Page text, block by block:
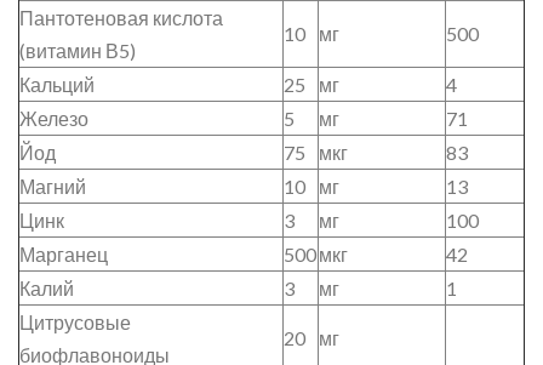
Пантотеновая кислота
(витамин В5)
10 мг 500
Кальций 25 мг
4
Железо
5 мг
71
Йод
75 мкг
83
Магний
10 мг
13
Цинк
3 мг
100
Марганец
500мкг
42
Калий
3 мг
1
Цитрусовые
биофлавоноиды
20 мг